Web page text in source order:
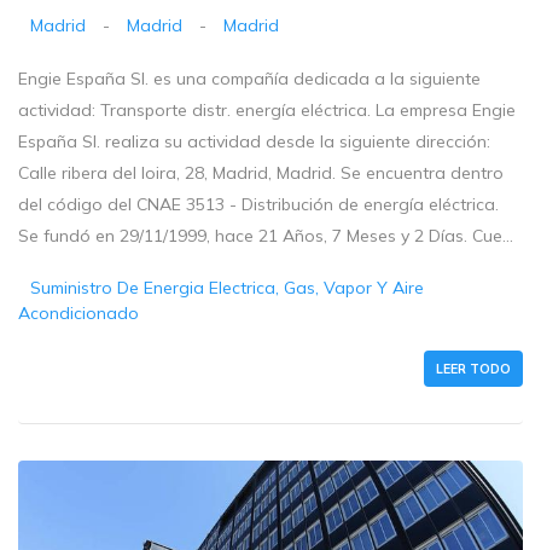
Madrid - Madrid - Madrid
Engie España Sl. es una compañía dedicada a la siguiente
actividad: Transporte distr. energía eléctrica. La empresa Engie
España Sl. realiza su actividad desde la siguiente dirección:
Calle ribera del loira, 28, Madrid, Madrid. Se encuentra dentro
del código del CNAE 3513 - Distribución de energía eléctrica.
Se fundó en 29/11/1999, hace 21 Años, 7 Meses y 2 Días. Cue...
Suministro De Energia Electrica, Gas, Vapor Y Aire
Acondicionado
LEER TODO